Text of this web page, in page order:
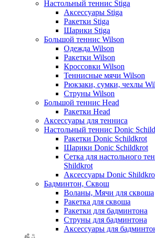
Настольный теннис Stiga
Аксессуары Stiga
Ракетки Stiga
Шарики Stiga
Большой теннис Wilson
Одежда Wilson
Ракетки Wilson
Кроссовки Wilson
Теннисные мячи Wilson
Рюкзаки, сумки, чехлы
Струны Wilson
Большой теннис Head
Ракетки Head
Аксессуары для тенниса
Настольный теннис Donic
Ракетки Donic Schildkrot
Шарики Donic Schildkrot
Сетка для настольного
Shildkrot
Аксессуары Donic
Бадминтон, Сквош
Воланы, Мячи для сквоша
Ракетка для сквоша
Ракетки для бадминтона
Струны для бадминтона
Аксессуары для